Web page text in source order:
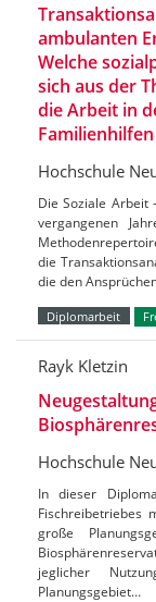
ambulanten
Welche
sich aus der
die Arbeit in
Hochschule
Die Soziale Arbeit
vergangenen
die
die den
Diplomarbeit
Rayk Kletzin
Hochschule
In dieser
Fischreibetriebes
große
jeglicher
Planungsgebiet…